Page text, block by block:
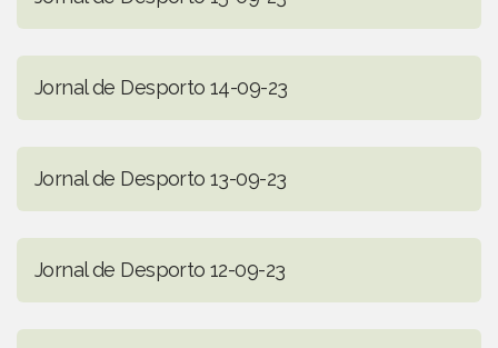
Jornal de Desporto 14-09-23
Jornal de Desporto 13-09-23
Jornal de Desporto 12-09-23